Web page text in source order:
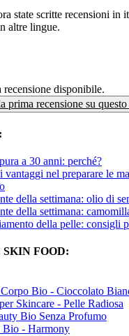
state scritte recensioni in
altre lingue.
recensione disponibile.
prima recensione su
a 30 anni: perché?
vantaggi nel preparare le
della settimana: olio di
della settimana:
della pelle: consigli
SKIN FOOD:
Bio - Cioccolato
Skincare - Pelle Radiosa
Bio Senza Profumo
- Harmony